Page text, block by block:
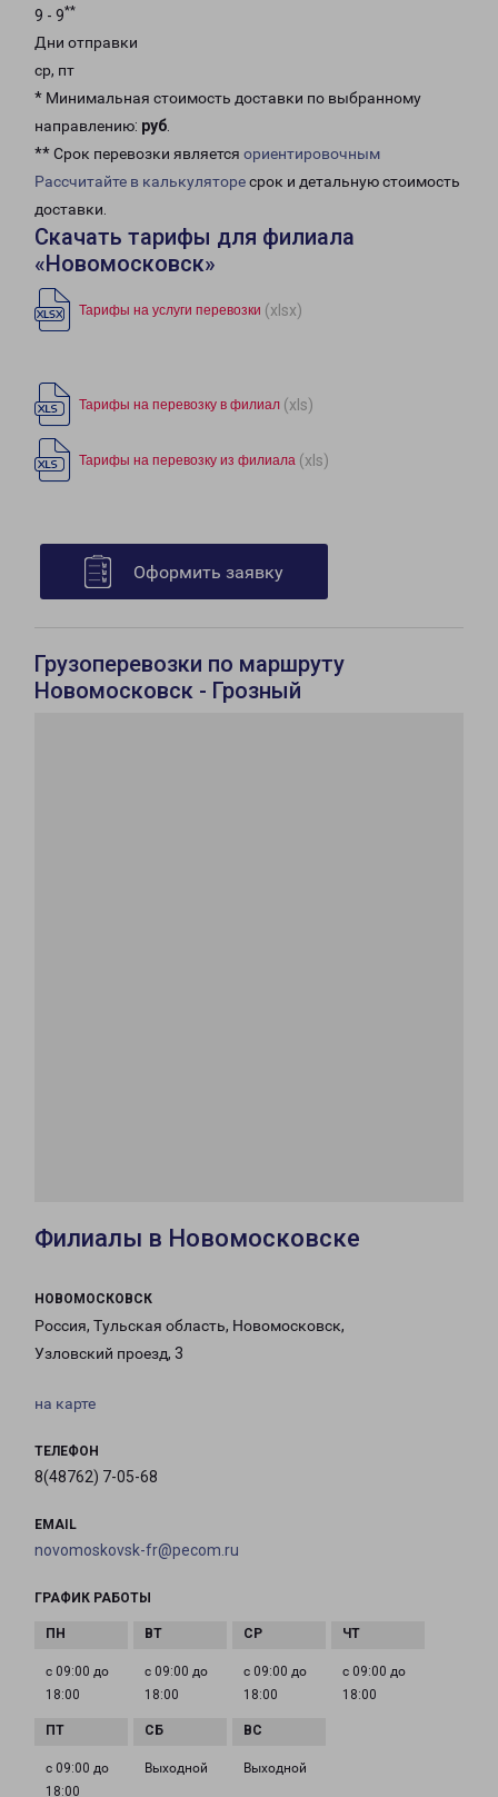
9 - 9**
Дни отправки
ср, пт
* Минимальная стоимость доставки по выбранному
направлению: руб.
** Срок перевозки является ориентировочным
Рассчитайте в калькуляторесрок и детальную стоимость
доставки.
Скачать тарифы для филиала
«Новомосковск»
Тарифы на услуги перевозки (xlsx)
Тарифы на перевозку в филиал (xls)
Тарифы на перевозку из филиала (xls)
Оформить заявку
Грузоперевозки по маршруту
Новомосковск - Грозный
Филиалы в Новомосковске
НОВОМОСКОВСК
Россия, Тульская область, Новомосковск,
Узловский проезд, 3
на карте
ТЕЛЕФОН
8(48762) 7-05-68
EMAIL
novomoskovsk-fr@pecom.ru
ГРАФИК РАБОТЫ
с 09:00 до
18:00
с 09:00 до
18:00
с 09:00 до
18:00
с 09:00 до
18:00
с 09:00 до
18:00
Выходной Выходной